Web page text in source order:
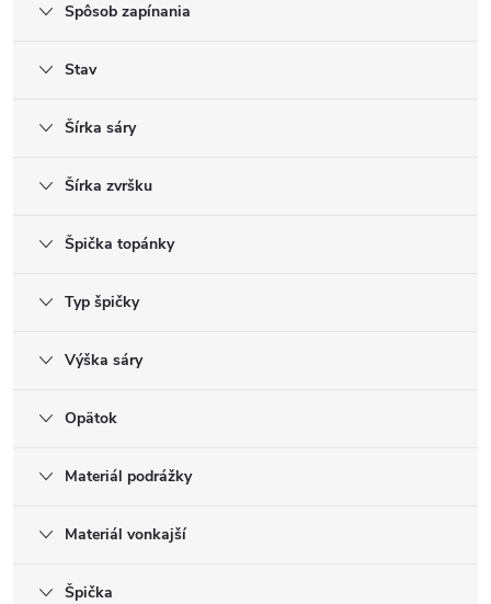
Spôsob zapínania
Stav
Šírka sáry
Šírka zvršku
Špička topánky
Typ špičky
Výška sáry
Opätok
Materiál podrážky
Materiál vonkajší
Špička